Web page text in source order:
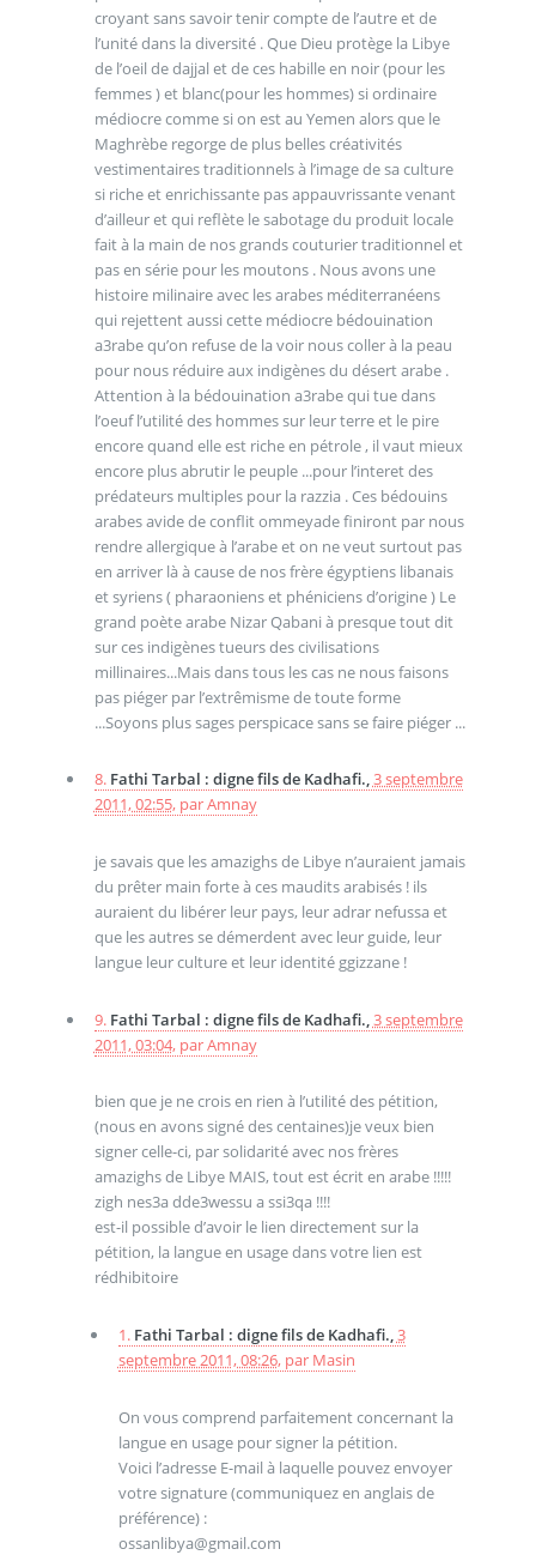
croyant sans savoir tenir compte de l’autre et de
l’unité dans la diversité . Que Dieu protège la Libye
de l’oeil de dajjal et de ces habille en noir (pour les
femmes ) et blanc(pour les hommes) si ordinaire
médiocre comme si on est au Yemen alors que le
Maghrèbe regorge de plus belles créativités
vestimentaires traditionnels à l’image de sa culture
si riche et enrichissante pas appauvrissante venant
d’ailleur et qui reflète le sabotage du produit locale
fait à la main de nos grands couturier traditionnel et
pas en série pour les moutons . Nous avons une
histoire milinaire avec les arabes méditerranéens
qui rejettent aussi cette médiocre bédouination
a3rabe qu’on refuse de la voir nous coller à la peau
pour nous réduire aux indigènes du désert arabe .
Attention à la bédouination a3rabe qui tue dans
l’oeuf l’utilité des hommes sur leur terre et le pire
encore quand elle est riche en pétrole , il vaut mieux
encore plus abrutir le peuple ...pour l’interet des
prédateurs multiples pour la razzia . Ces bédouins
arabes avide de conflit ommeyade finiront par nous
rendre allergique à l’arabe et on ne veut surtout pas
en arriver là à cause de nos frère égyptiens libanais
et syriens ( pharaoniens et phéniciens d’origine ) Le
grand poète arabe Nizar Qabani à presque tout dit
sur ces indigènes tueurs des civilisations
millinaires...Mais dans tous les cas ne nous faisons
pas piéger par l’extrêmisme de toute forme
...Soyons plus sages perspicace sans se faire piéger ...
8. Fathi Tarbal : digne fils de Kadhafi.,3 septembre
2011, 02:55, parAmnay
je savais que les amazighs de Libye n’auraient jamais
du prêter main forte à ces maudits arabisés ! ils
auraient du libérer leur pays, leur adrar nefussa et
que les autres se démerdent avec leur guide, leur
langue leur culture et leur identité ggizzane !
9. Fathi Tarbal : digne fils de Kadhafi.,3 septembre
2011, 03:04, parAmnay
bien que je ne crois en rien à l’utilité des pétition,
(nous en avons signé des centaines)je veux bien
signer celle-ci, par solidarité avec nos frères
amazighs de Libye MAIS, tout est écrit en arabe !!!!!
zigh nes3a dde3wessu a ssi3qa !!!!
est-il possible d’avoir le lien directement sur la
pétition, la langue en usage dans votre lien est
rédhibitoire
1. Fathi Tarbal : digne fils de Kadhafi.,3
septembre 2011, 08:26, par Masin
On vous comprend parfaitement concernant la
langue en usage pour signer la pétition.
Voici l’adresse E-mail à laquelle pouvez envoyer
votre signature (communiquez en anglais de
préférence) :
ossanlibya@gmail.com